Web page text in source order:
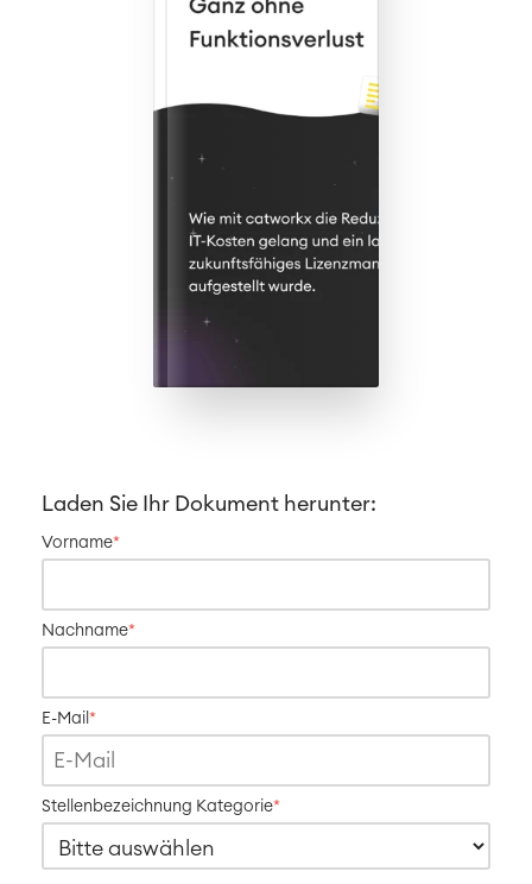
SOLUTIONS
Requirements Management
Agile Development
Technische Dokumentation
Service Management
Service Management Journey
Enterprise Service Management
Asset Management
Omnichannel Kundenservice
Industrielle Instandhaltung
Geschäftsprozesse
Enterprise Wiki
Social Intranet
Virtual Office
SERVICES
RESSOURCEN
■
■
■
Laden Sie Ihr Dokument herunter:
Vorname*
Nachname*
E-Mail *
Stellenbezeichnung Kategorie*